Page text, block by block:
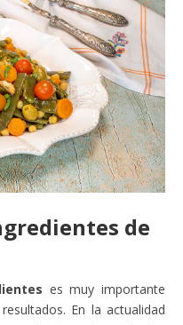
de
es muy importante
En la actualidad